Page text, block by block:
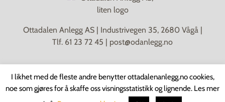
Ottadalen Anlegg AS | Industrivegen 35, 2680 Vågå |
Tlf. 61 23 72 45 | post@odanlegg.no
I likhet med de fleste andre benytter ottadalenanlegg.no cookies,
noe som gjøres for å skaffe oss visningsstatistikk og lignende. Les mer